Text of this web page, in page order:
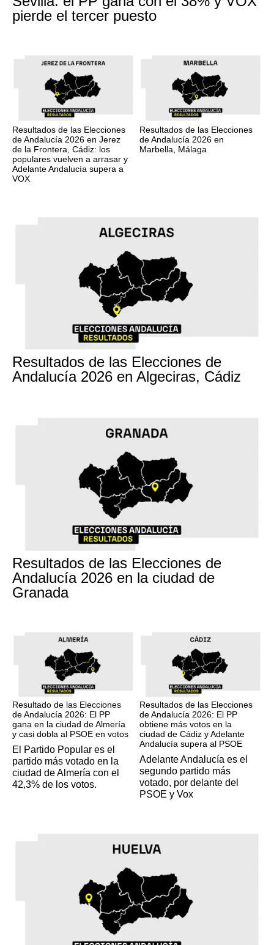
pierde el tercer puesto
Resultados de las Elecciones
de Andalucía 2026 en Jerez
de la Frontera, Cádiz: los
populares vuelven a arrasar y
Adelante Andalucía supera a
VOX
Resultados de las Elecciones
de Andalucía 2026 en
Marbella, Málaga
Resultados de las Elecciones de
Andalucía 2026 en Algeciras, Cádiz
Resultados de las Elecciones de
Andalucía 2026 en la ciudad de
Granada
Resultado de las Elecciones
de Andalucía 2026: El PP
gana en la ciudad de Almería
y casi dobla al PSOE en votos
El Partido Popular es el
partido más votado en la
ciudad de Almería con el
42,3% de los votos.
Resultados de las Elecciones
de Andalucía 2026: El PP
obtiene más votos en la
ciudad de Cádiz y Adelante
Andalucía supera al PSOE
Adelante Andalucía es el
segundo partido más
votado, por delante del
PSOE y Vox